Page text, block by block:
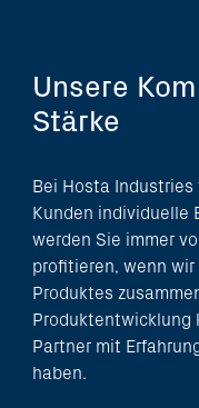
Unsere
Stärke
Bei Hosta
Kunden individuelle
werden Sie immer
profitieren, wenn wir
Produktes
Produktentwicklung
Partner mit
haben.